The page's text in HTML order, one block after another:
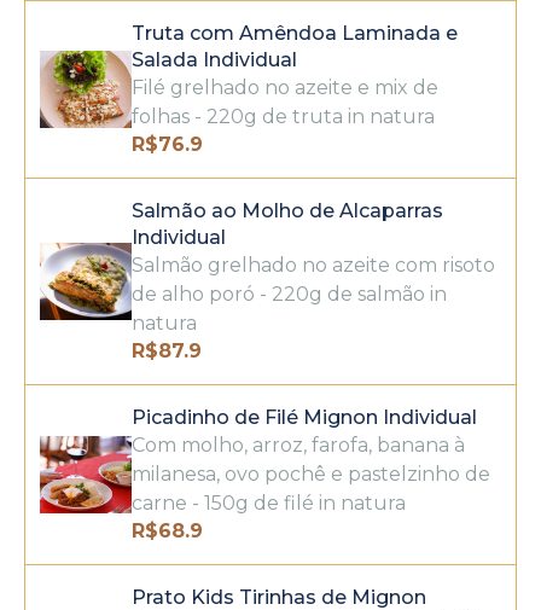
Truta com Amêndoa Laminada e
Salada Individual
Filé grelhado no azeite e mix de
folhas - 220g de truta in natura
R$76.9
Salmão ao Molho de Alcaparras
Individual
Salmão grelhado no azeite com risoto
de alho poró - 220g de salmão in
natura
R$87.9
Picadinho de Filé Mignon Individual
Com molho, arroz, farofa, banana à
milanesa, ovo pochê e pastelzinho de
carne - 150g de filé in natura
R$68.9
Prato Kids Tirinhas de Mignon